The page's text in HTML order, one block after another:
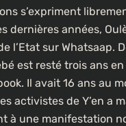
s’expriment
dernières années,
sur Whatsaap.
est resté trois ans
Il avait 16 ans au
activistes de Y’en a
à une manifestation